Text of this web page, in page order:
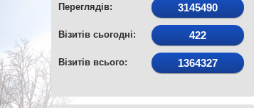
Переглядів: 3145490
Візитів сьогодні: 422
Візитів всього: 1364327